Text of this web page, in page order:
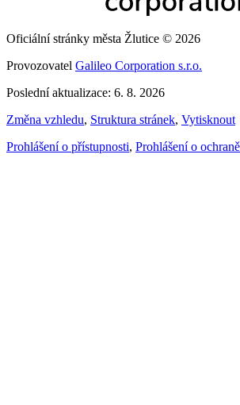
Oficiální stránky města Žlutice © 2026
Provozovatel Galileo Corporation s.r.o.
Poslední aktualizace: 6. 8. 2026
Změna vzhledu, Struktura stránek, Vytisknout
Prohlášení o přístupnosti, Prohlášení o